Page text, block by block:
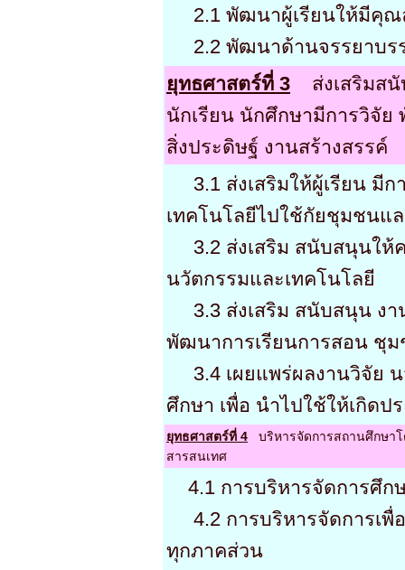
2.1 พัฒนาผู้เรียนให้มีคุณ
2.2 พัฒนาด้านจรรยาบร
ยุทธศาสตร์ที่ 3
ส่งเสริมส
นักเรียน นักศึกษามีการวิจั
สิ่งประดิษฐ์ งานสร้างสรรค์
3.1 ส่งเสริมให้ผู้เรียน มี
เทคโนโลยีไปใช้กัยชุมชนแ
3.2 ส่งเสริม สนับสนุนให้
นวัตกรรมและเทคโนโลยี
3.3 ส่งเสริม สนับสนุน งา
พัฒนาการเรียนการสอน ชุ
3.4 เผยแพร่ผลงานวิจัย
ศึกษา เพื่อ นำไปใช้ให้เกิด
ยุทธศาสตร์ที่ 4
บริหารจัดการสถานศึกษา
สารสนเทศ
4.1 การบริหารจัดการศึก
4.2 การบริหารจัดการเพื่
ทุกภาคส่วน